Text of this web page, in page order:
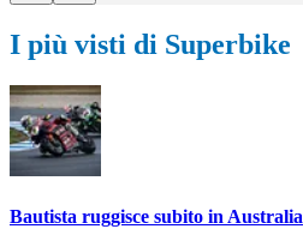
I più visti di Superbike
Bautista ruggisce subito in Australia